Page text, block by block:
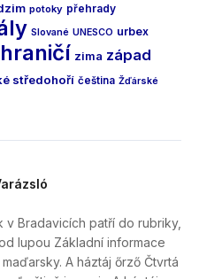
potoky přehrady
Slované UNESCO urbex
zima západ
středohoří čeština Žďárské
v Bradavicích patří do rubriky,
lupou Základní informace
A háztáj őrző Čtvrtá